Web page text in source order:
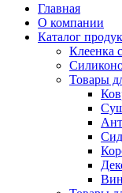
Главная
О компании
Каталог
Клеенка
Товары